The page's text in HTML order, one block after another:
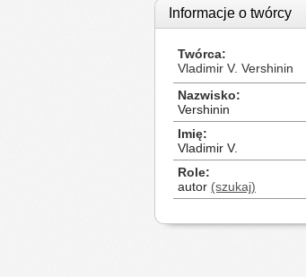
Informacje o twórcy
Twórca
Vladimir V. Vershinin
Nazwisko
Vershinin
Imię
Vladimir V.
Role
autor (szukaj)